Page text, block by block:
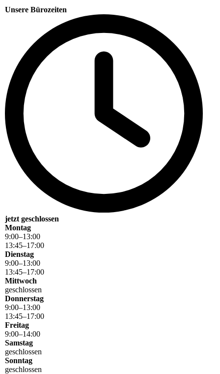
Unsere Bürozeiten
jetzt geschlossen
Montag
9:00–13:00
13:45–17:00
Dienstag
9:00–13:00
13:45–17:00
Mittwoch
geschlossen
Donnerstag
9:00–13:00
13:45–17:00
Freitag
9:00–14:00
Samstag
geschlossen
Sonntag
geschlossen